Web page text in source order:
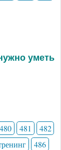
уметь
480 481
482
486